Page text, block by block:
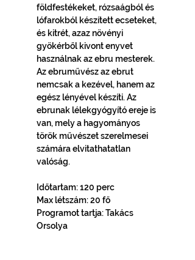
földfestékeket, rózsaágból és
lófarokból készített ecseteket,
és kitrét, azaz növényi
gyökérből kivont enyvet
használnak az ebru mesterek.
Az ebruművész az ebrut
nemcsak a kezével, hanem az
egész lényével készíti. Az
ebrunak lélekgyógyító ereje is
van, mely a hagyományos
török művészet szerelmesei
számára elvitathatatlan
valóság.
Időtartam: 120 perc
Max létszám: 20 fő
Programot tartja: Takács
Orsolya